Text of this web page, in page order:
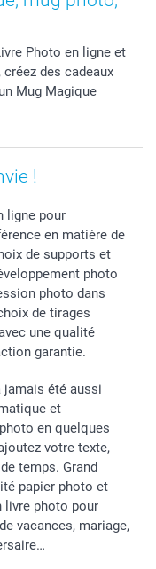
Photo en ligne et
des cadeaux
Mug Magique
!
ligne pour
en matière de
de supports et
photo
photo dans
de tirages
une qualité
garantie.
jamais été aussi
et
en quelques
votre texte,
temps. Grand
papier photo et
livre photo pour
vacances, mariage,